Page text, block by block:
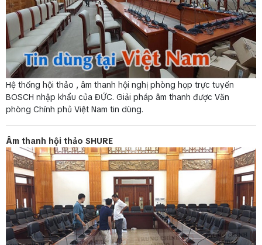
Hệ thống hội thảo , âm thanh hội nghị phòng họp trực tuyến
BOSCH nhập khẩu của ĐỨC. Giải pháp âm thanh được Văn
phòng Chính phủ Việt Nam tin dùng.
Âm thanh hội thảo SHURE